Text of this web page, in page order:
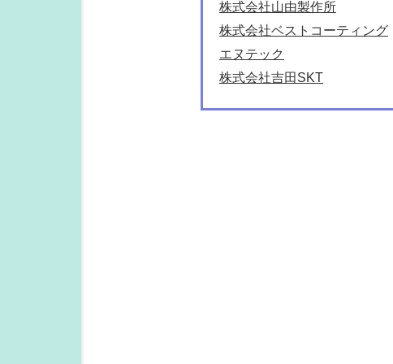
株式会社山由製作所
株式会社ベストコーティング
エヌテック
株式会社吉田SKT